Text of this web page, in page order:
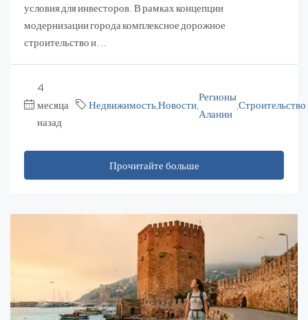
условия для инвесторов. В рамках концепции
модернизации города комплексное дорожное
строительство и...
4
месяца
назад
НедвижимостьНовости
Регионы
Алании
Строительство
Прочитайте больше